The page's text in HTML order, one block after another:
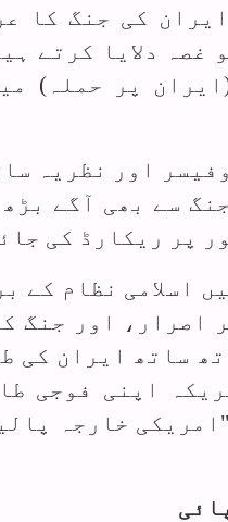
کی جنگ کا
دلایا کرتے
پر حملہ)
اور نظریہ
سے بھی آگے
پر ریکارڈ کی
اسلامی نظام کے
اصرار، اور جنگ
ساتھ ایران کی
اپنی فوجی
خارجہ